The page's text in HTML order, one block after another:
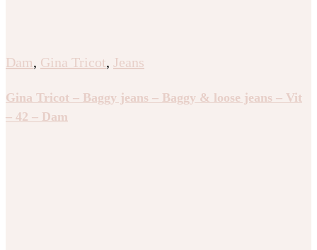
Dam, Gina Tricot, Jeans
Gina Tricot – Baggy jeans – Baggy & loose jeans – Vit
– 42 – Dam